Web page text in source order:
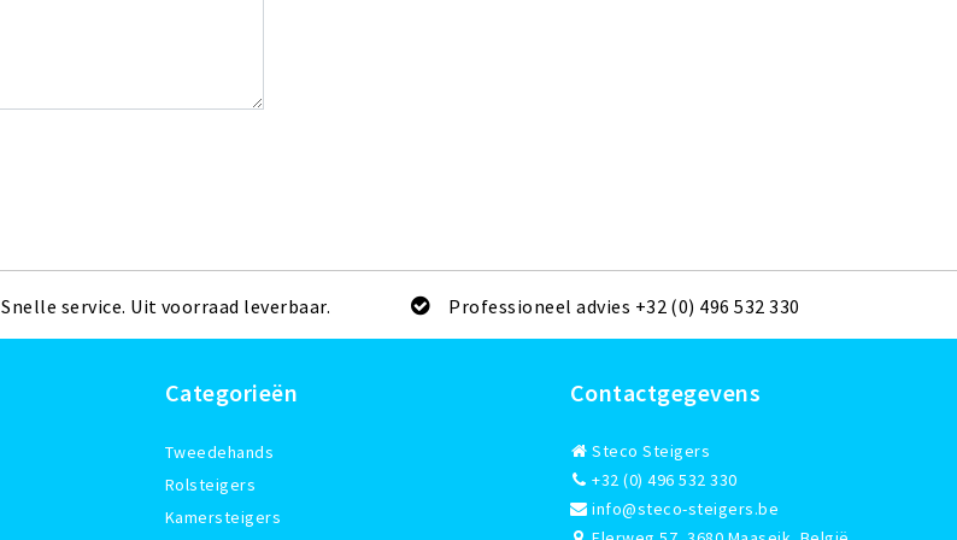
Snelle service. Uit voorraad leverbaar. Professioneel advies +32 (0) 496 532 330
Categorieën
Tweedehands
Rolsteigers
Kamersteigers
Contactgegevens
Steco Steigers
+32 (0) 496 532 330
info@steco-steigers.be